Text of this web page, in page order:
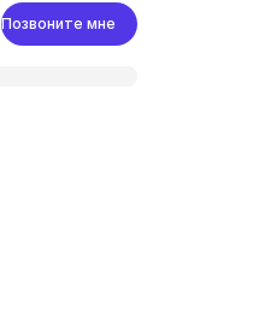
Позвоните мне